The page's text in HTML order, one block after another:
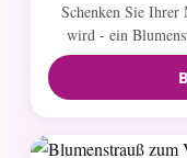
Schenken Sie Ihrer
wird - ein